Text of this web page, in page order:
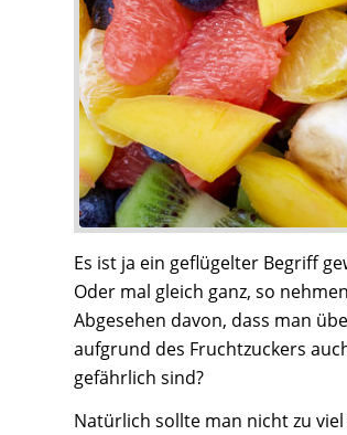
Es ist ja ein geflügelter Begriff
Oder mal gleich ganz, so
Abgesehen davon, dass man
aufgrund des Fruchtzuckers
gefährlich sind?
Natürlich sollte man nicht zu